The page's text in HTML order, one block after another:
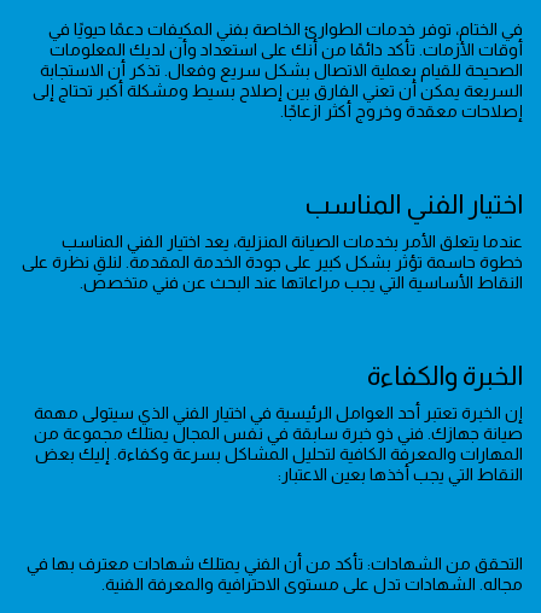
في الختام، توفر خدمات الطوارئ الخاصة بفني المكيفات دعمًا حيويًا في
أوقات الأزمات. تأكد دائمًا من أنك على استعداد وأن لديك المعلومات
الصحيحة للقيام بعملية الاتصال بشكل سريع وفعال. تذكر أن الاستجابة
السريعة يمكن أن تعني الفارق بين إصلاح بسيط ومشكلة أكبر تحتاج إلى
إصلاحات معقدة وخروج أكثر ازعاجًا.
اختيار الفني المناسب
عندما يتعلق الأمر بخدمات الصيانة المنزلية، يعد اختيار الفني المناسب
خطوة حاسمة تؤثر بشكل كبير على جودة الخدمة المقدمة. لنلقِ نظرة على
النقاط الأساسية التي يجب مراعاتها عند البحث عن فني متخصص.
الخبرة والكفاءة
إن الخبرة تعتبر أحد العوامل الرئيسية في اختيار الفني الذي سيتولى مهمة
صيانة جهازك. فني ذو خبرة سابقة في نفس المجال يمتلك مجموعة من
المهارات والمعرفة الكافية لتحليل المشاكل بسرعة وكفاءة. إليك بعض
النقاط التي يجب أخذها بعين الاعتبار:
التحقق من الشهادات: تأكد من أن الفني يمتلك شهادات معترف بها في
مجاله. الشهادات تدل على مستوى الاحترافية والمعرفة الفنية.